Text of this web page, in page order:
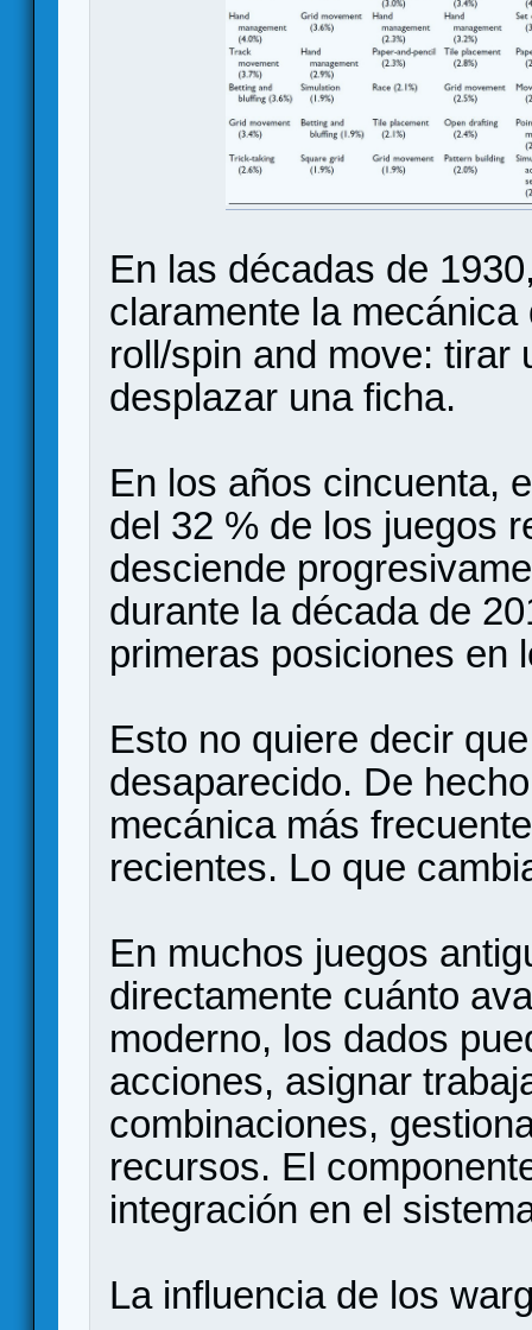
En las décadas de
claramente la
roll/spin and move: tirar
desplazar una ficha.
En los años cincuenta,
del 32 % de los juegos
desciende
durante la década de
primeras posiciones en
Esto no quiere decir
desaparecido. De
mecánica más
recientes. Lo que
En muchos juegos
directamente cuánto
moderno, los dados
acciones, asignar
combinaciones,
recursos. El
integración en el
La influencia de los